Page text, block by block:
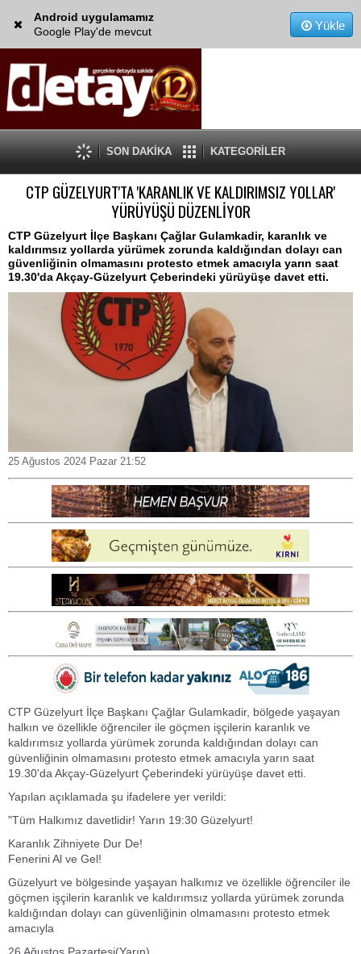
Android uygulamamız
Google Play'de mevcut
Yükle
SON DAKİKA KATEGORİLER
CTP GÜZELYURT'TA 'KARANLIK VE KALDIRIMSIZ YOLLAR'
YÜRÜYÜŞÜ DÜZENLİYOR
CTP Güzelyurt İlçe Başkanı Çağlar Gulamkadir, karanlık ve
kaldırımsız yollarda yürümek zorunda kaldığından dolayı can
güvenliğinin olmamasını protesto etmek amacıyla yarın saat
19.30'da Akçay-Güzelyurt Çeberindeki yürüyüşe davet etti.
25 Ağustos 2024 Pazar 21:52
CTP Güzelyurt İlçe Başkanı Çağlar Gulamkadir, bölgede yaşayan
halkın ve özellikle öğrenciler ile göçmen işçilerin karanlık ve
kaldırımsız yollarda yürümek zorunda kaldığından dolayı can
güvenliğinin olmamasını protesto etmek amacıyla yarın saat
19.30'da Akçay-Güzelyurt Çeberindeki yürüyüşe davet etti.
Yapılan açıklamada şu ifadelere yer verildi:
"Tüm Halkımız davetlidir! Yarın 19:30 Güzelyurt!
Karanlık Zihniyete Dur De!
Fenerini Al ve Gel!
Güzelyurt ve bölgesinde yaşayan halkımız ve özellikle öğrenciler ile
göçmen işçilerin karanlık ve kaldırımsız yollarda yürümek zorunda
kaldığından dolayı can güvenliğinin olmamasını protesto etmek
amacıyla
26 Ağustos Pazartesi(Yarın),